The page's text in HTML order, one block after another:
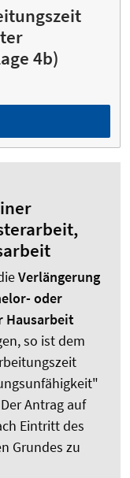
4b)
Verlängerung
oder
Hausarbeit
so ist dem
Antrag auf
Eintritt des
Grundes zu